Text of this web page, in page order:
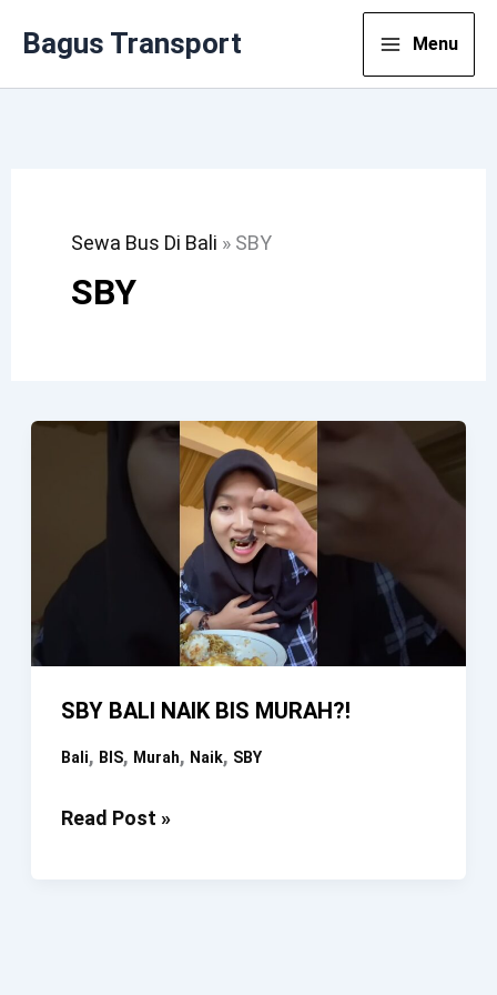
Bagus Transport Menu
Sewa Bus Di Bali » SBY
SBY
SBY BALI NAIK BIS MURAH?!
Bali, BIS, Murah, Naik, SBY
SBY
Read Post »